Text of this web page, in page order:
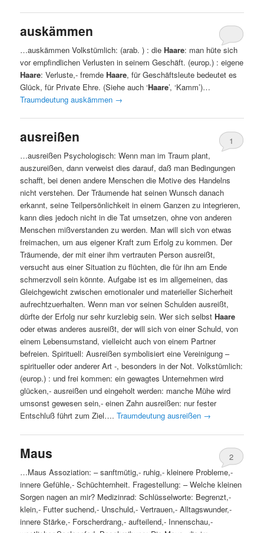
auskämmen
…auskämmen Volkstümlich: (arab. ) : dieHaare: man hüte sich
vor empfindlichen Verlusten in seinem Geschäft. (europ.) : eigene
Haare: Verluste,- fremdeHaare, für Geschäftsleute bedeutet es
Glück, für Private Ehre. (Siehe auch ‘Haare’, ‘Kamm’)…
Traumdeutung auskämmen →
ausreißen
1
…ausreißen Psychologisch: Wenn man im Traum plant,
auszureißen, dann verweist dies darauf, daß man Bedingungen
schafft, bei denen andere Menschen die Motive des Handelns
nicht verstehen. Der Träumende hat seinen Wunsch danach
erkannt, seine Teilpersönlichkeit in einem Ganzen zu integrieren,
kann dies jedoch nicht in die Tat umsetzen, ohne von anderen
Menschen mißverstanden zu werden. Man will sich von etwas
freimachen, um aus eigener Kraft zum Erfolg zu kommen. Der
Träumende, der mit einer ihm vertrauten Person ausreißt,
versucht aus einer Situation zu flüchten, die für ihn am Ende
schmerzvoll sein könnte. Aufgabe ist es im allgemeinen, das
Gleichgewicht zwischen emotionaler und materieller Sicherheit
aufrechtzuerhalten. Wenn man vor seinen Schulden ausreißt,
dürfte der Erfolg nur sehr kurzlebig sein. Wer sich selbstHaare
oder etwas anderes ausreißt, der will sich von einer Schuld, von
einem Lebensumstand, vielleicht auch von einem Partner
befreien. Spirituell: Ausreißen symbolisiert eine Vereinigung –
spiritueller oder anderer Art -, besonders in der Not. Volkstümlich:
(europ.) : und frei kommen: ein gewagtes Unternehmen wird
glücken,- ausreißen und eingeholt werden: manche Mühe wird
umsonst gewesen sein,- einen Zahn ausreißen: nur fester
Entschluß führt zum Ziel….Traumdeutung ausreißen →
Maus
2
…Maus Assoziation: – sanftmütig,- ruhig,- kleinere Probleme,-
innere Gefühle,- Schüchternheit. Fragestellung: – Welche kleinen
Sorgen nagen an mir? Medizinrad: Schlüsselworte: Begrenzt,-
klein,- Futter suchend,- Unschuld,- Vertrauen,- Alltagswunder,-
innere Stärke,- Forscherdrang,- aufteilend,- Innenschau,-